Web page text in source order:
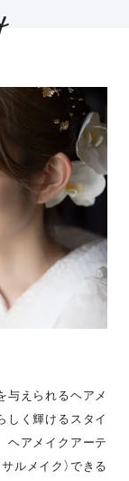
与えられるヘアメ
しく輝けるスタイ
ヘアメイクアーテ
ルメイク）できる